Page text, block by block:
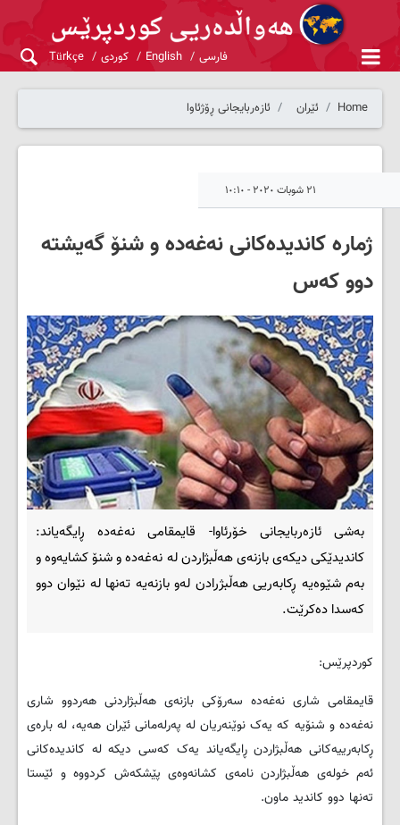
فارسی English کوردی Türkçe
Home ئێران ئازەربایجانی ڕۆژئاوا
٢١ شوبات ٢٠٢٠ - ١٠:١٠
ژمارە کاندیدەکانی نەغەدە و شنۆ گەیشتە
دوو کەس
بەشی ئازەربایجانی خۆرئاوا- قایمقامی نەغەدە ڕایگەیاند:
کاندیدێکی دیکەی بازنەی هەڵبژاردن لە نەغەدە و شنۆ کشایەوە و
بەم شێوەیە ڕکابەریی هەڵبژرادن لەو بازنەیە تەنها لە نێوان دوو
کەسدا دەکرێت.
کوردپرێس:
قایمقامی شاری نەغەدە سەرۆکی بازنەی هەڵبژاردنی هەردوو شاری
نەغەدە و شنۆیە کە یەک نوێنەریان لە پەرلەمانی ئێران هەیە، لە بارەی
ڕکابەرییەکانی هەڵبژاردن ڕایگەیاند یەک کەسی دیکە لە کاندیدەکانی
ئەم خولەی هەڵبژاردن نامەی کشانەوەی پێشکەش کردووە و ئێستا
تەنها دوو کاندید ماون.